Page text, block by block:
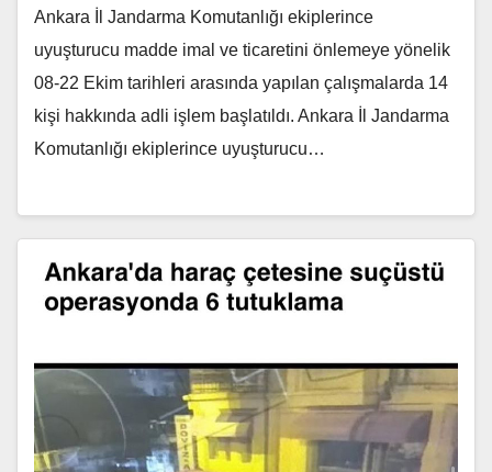
Ankara İl Jandarma Komutanlığı ekiplerince
uyuşturucu madde imal ve ticaretini önlemeye yönelik
08-22 Ekim tarihleri arasında yapılan çalışmalarda 14
kişi hakkında adli işlem başlatıldı. Ankara İl Jandarma
Komutanlığı ekiplerince uyuşturucu…